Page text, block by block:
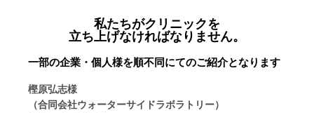
私たちがクリニックを
立ち上げなければなりません。
一部の企業・個人様を順不同にてのご紹介となります
樫原弘志様
（合同会社ウォーターサイドラボラトリー）